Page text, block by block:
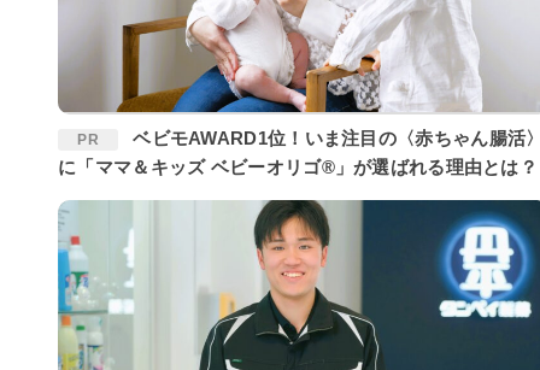
PR
ベビモAWARD1位！いま注目の〈赤ちゃん腸活〉
に「ママ＆キッズ ベビーオリゴ®」が選ばれる理由とは？